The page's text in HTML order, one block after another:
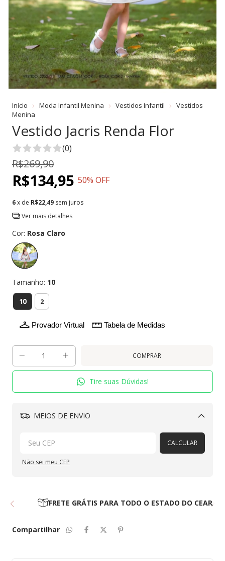
Início Moda Infantil Menina Vestidos Infantil
Vestidos
Menina
Vestido Jacris Renda Flor
(0)
R$269,90
R$134,95 50% OFF
6x de R$22,49 sem juros
Ver mais detalhes
Cor: Rosa Claro
Tamanho: 10
10 2
Provador Virtual Tabela de Medidas
Tire suas Dúvidas!
MEIOS DE ENVIO
Alterar CEP
CALCULAR
Não sei meu CEP
FRETE GRÁTIS PARA TODO O ESTADO DO CEARÁ
Compartilhar